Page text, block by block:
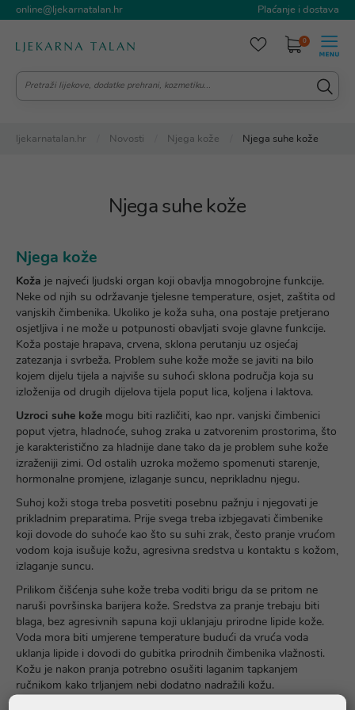
online@ljekarnatalan.hr Plaćanje i dostava
0
ljekarnatalan.hr Novosti Njega kože Njega suhe kože
Njega suhe kože
Njega kože
Koža je najveći ljudski organ koji obavlja mnogobrojne funkcije.
Neke od njih su održavanje tjelesne temperature, osjet, zaštita od
vanjskih čimbenika. Ukoliko je koža suha, ona postaje pretjerano
osjetljiva i ne može u potpunosti obavljati svoje glavne funkcije.
Koža postaje hrapava, crvena, sklona perutanju uz osjećaj
zatezanja i svrbeža. Problem suhe kože može se javiti na bilo
kojem dijelu tijela a najviše su suhoći sklona područja koja su
izloženija od drugih dijelova tijela poput lica, koljena i laktova.
Uzroci suhe kože mogu biti različiti, kao npr. vanjski čimbenici
poput vjetra, hladnoće, suhog zraka u zatvorenim prostorima, što
je karakteristično za hladnije dane tako da je problem suhe kože
izraženiji zimi. Od ostalih uzroka možemo spomenuti starenje,
hormonalne promjene, izlaganje suncu, neprikladnu njegu.
Suhoj koži stoga treba posvetiti posebnu pažnju i njegovati je
prikladnim preparatima. Prije svega treba izbjegavati čimbenike
koji dovode do suhoće kao što su suhi zrak, često pranje vrućom
vodom koja isušuje kožu, agresivna sredstva u kontaktu s kožom,
izlaganje suncu.
Prilikom čišćenja suhe kože treba voditi brigu da se pritom ne
naruši površinska barijera kože. Sredstva za pranje trebaju biti
blaga, bez agresivnih sapuna koji uklanjaju prirodne lipide kože.
Voda mora biti umjerene temperature budući da vruća voda
uklanja lipide i dovodi do gubitka prirodnih čimbenika vlažnosti.
Kožu je nakon pranja potrebno osušiti laganim tapkanjem
ručnikom kako trljanjem nebi dodatno nadražili kožu.